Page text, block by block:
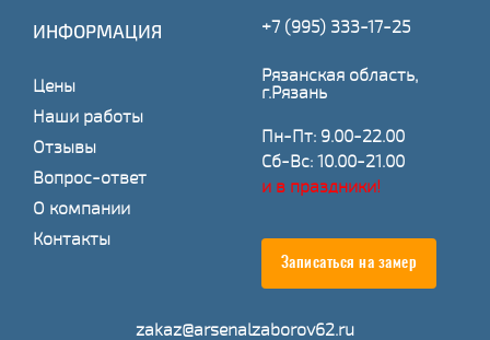
ИНФОРМАЦИЯ
Цены
Наши работы
Отзывы
Вопрос-ответ
О компании
Контакты
+7 (995) 333-17-25
Рязанская область,
г.Рязань
Пн-Пт: 9.00-22.00
Сб-Вс: 10.00-21.00
и в праздники!
Записаться на замер
zakaz@arsenalzaborov62.ru